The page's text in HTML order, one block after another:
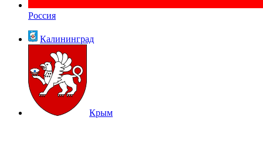
Россия
Калининград
Крым